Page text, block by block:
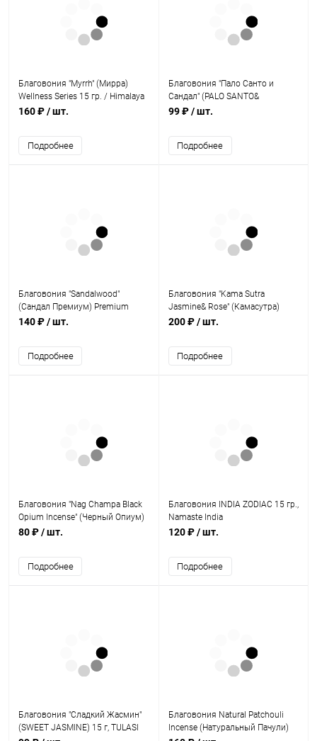
Благовония "Myrrh" (Мирра)
Wellness Series 15 гр. / Himalaya
Incense
160 ₽/ шт.
Подробнее
Благовония "Пало Санто и
Сандал" (PALO SANTO&
SANDALWOOD) 15г, TULASI
99 ₽/ шт.
Подробнее
Благовония "Sandalwood"
(Сандал Премиум) Premium
Incense Sticks 15 г, Satya
140 ₽/ шт.
Подробнее
Благовония "Kama Sutra
Jasmine& Rose" (Камасутра)
Magical Series 20 гр. / Himalaya
200 ₽/ шт.
Подробнее
Благовония "Nag Champa Black
Opium Incense" (Черный Опиум)
15 г, Satya
80 ₽/ шт.
Подробнее
Благовония INDIA ZODIAC 15 гр.,
Namaste India
120 ₽/ шт.
Подробнее
Благовония "Сладкий Жасмин"
(SWEET JASMINE) 15 г, TULASI
Благовония Natural Patchouli
Incense (Натуральный Пачули)